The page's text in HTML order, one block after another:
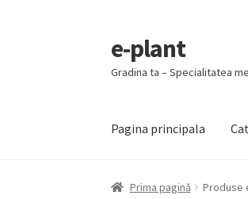
Sari
la
navigare
Sari
la
conținut
e-plant
Gradina ta – Specialitatea
Pagina principala
Prima pagină Produse